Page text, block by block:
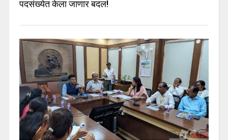
पदसंख्येत केला जाणार बदल!